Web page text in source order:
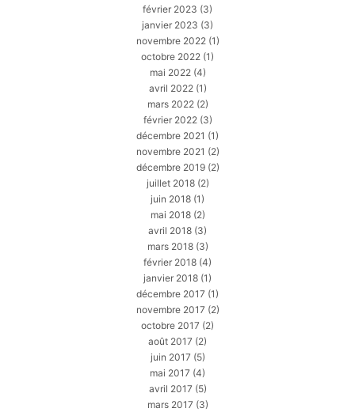
février 2023 (3)
janvier 2023 (3)
novembre 2022(1)
octobre 2022 (1)
mai 2022(4)
avril 2022(1)
mars 2022(2)
février 2022(3)
décembre 2021 (1)
novembre 2021 (2)
décembre 2019(2)
juillet 2018(2)
juin 2018 (1)
mai 2018(2)
avril 2018 (3)
mars 2018(3)
février 2018 (4)
janvier 2018 (1)
décembre 2017 (1)
novembre 2017 (2)
octobre 2017 (2)
août 2017 (2)
juin 2017 (5)
mai 2017 (4)
avril 2017 (5)
mars 2017 (3)